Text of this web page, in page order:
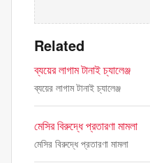
Related
ব্যয়ের লাগাম টানাই চ্যালেঞ্জ
ব্যয়ের লাগাম টানাই চ্যালেঞ্জ
মেসির বিরুদ্ধে প্রতারণা মামলা
মেসির বিরুদ্ধে প্রতারণা মামলা